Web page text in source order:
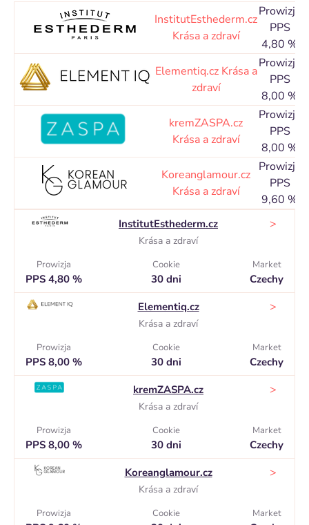
InstitutEsthederm.cz
Krása a zdraví
Prowizja
PPS
4,80 %
Elementiq.cz Krása a
zdraví
Prowizja
PPS
8,00 %
kremZASPA.cz
Krása a zdraví
Prowizja
PPS
8,00 %
Koreanglamour.cz
Krása a zdraví
Prowizja
PPS
9,60 %
InstitutEsthederm.cz
Krása a zdraví
>
Prowizja
PPS 4,80 %
Cookie
30 dni
Market
Czechy
Elementiq.cz
Krása a zdraví
>
Prowizja
PPS 8,00 %
Cookie
30 dni
Market
Czechy
kremZASPA.cz
Krása a zdraví
>
Prowizja
PPS 8,00 %
Cookie
30 dni
Market
Czechy
Koreanglamour.cz
Krása a zdraví
>
Prowizja Cookie Market